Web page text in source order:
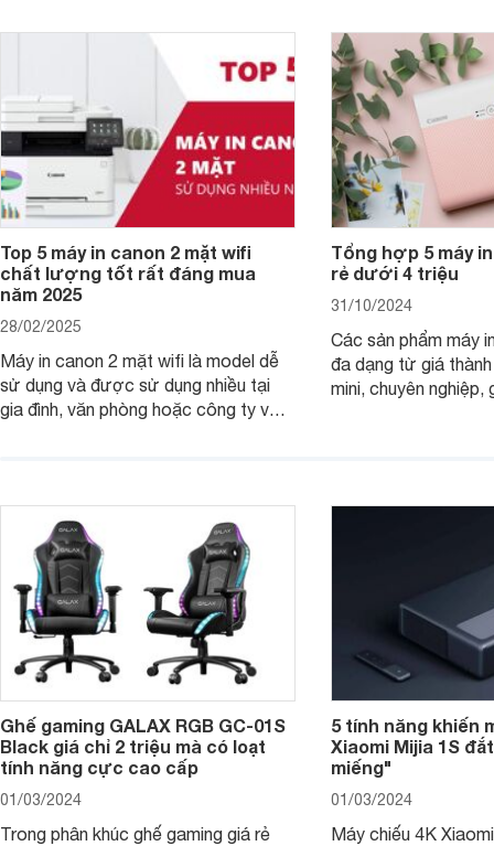
Top 5 máy in canon 2 mặt wifi
chất lượng tốt rất đáng mua
năm 2025
28/02/2025
Máy in canon 2 mặt wifi là model dễ
sử dụng và được sử dụng nhiều tại
gia đình, văn phòng hoặc công ty vừa
Tổng hợp 5 máy
rẻ dưới 4 triệu
31/10/2024
Các sản phẩm máy
đa dạng từ giá
mini, chuyên nghiệp,
Ghế gaming GALAX RGB GC-01S
Black giá chỉ 2 triệu mà có loạt
tính năng cực cao cấp
01/03/2024
Trong phân khúc ghế gaming giá rẻ
5 tính năng khiến
Xiaomi Mijia 1S
miếng"
01/03/2024
Máy chiếu 4K